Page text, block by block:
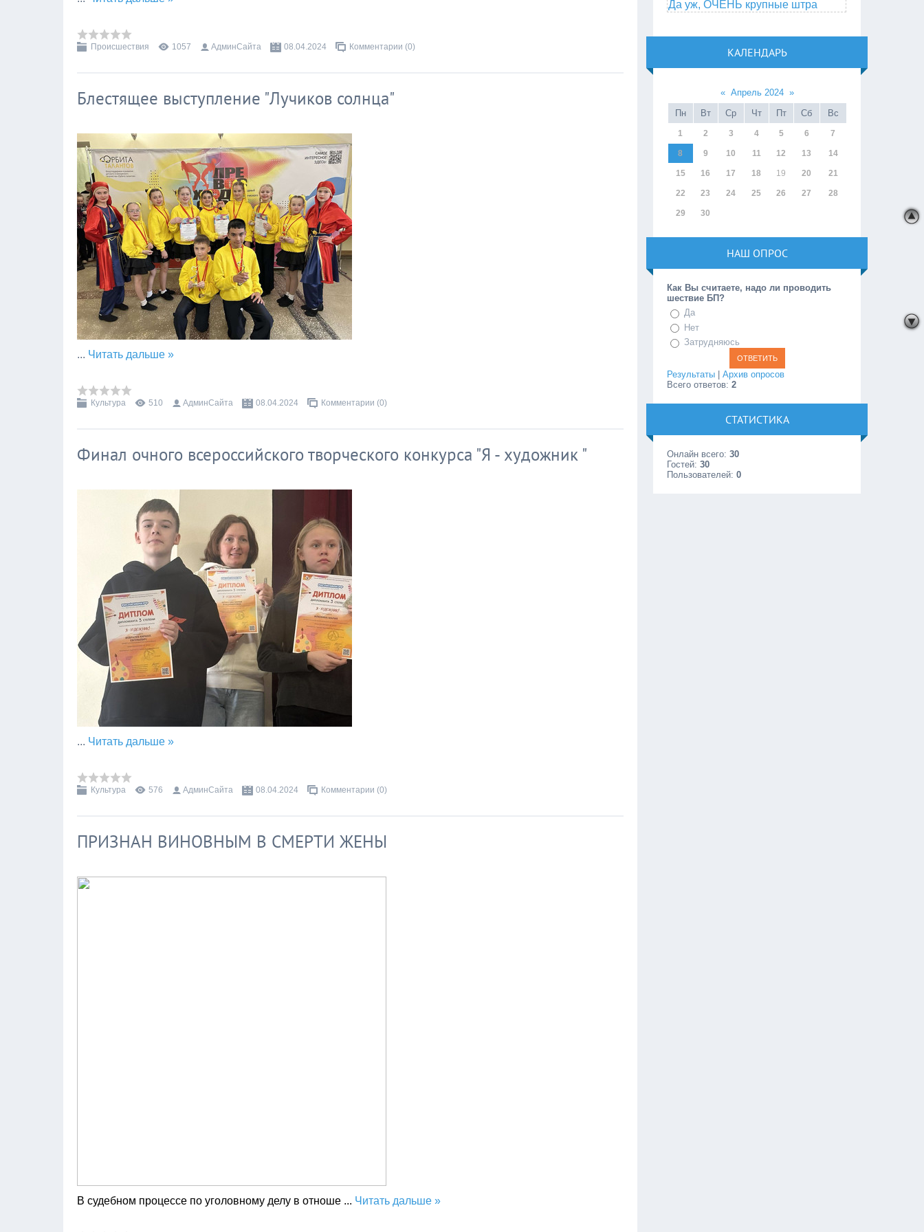
Происшествия 1057 АдминСайта 08.04.2024 Комментарии (0)
Блестящее выступление "Лучиков солнца"
... Читать дальше »
Культура 510 АдминСайта 08.04.2024 Комментарии (0)
Финал очного всероссийского творческого конкурса "Я - художник "
... Читать дальше »
Культура 576 АдминСайта 08.04.2024 Комментарии (0)
ПРИЗНАН ВИНОВНЫМ В СМЕРТИ ЖЕНЫ
В судебном процессе по уголовному делу в отноше ... Читать дальше »
Да уж, ОЧЕНЬ крупные штра
КАЛЕНДАРЬ
« Апрель 2024 »
Пн
Вт Ср Чт Пт Сб Вс
1 2 3 4 5 6 7
8 9 10 11 12 13 14
15 16 17 18 19 20 21
22 23 24 25 26 27 28
29 30
НАШ ОПРОС
Как Вы считаете, надо ли проводить
шествие БП?
Да
Нет
Затрудняюсь
Результаты |Архив опросов
Всего ответов:2
СТАТИСТИКА
Онлайн всего:30
Гостей:30
Пользователей:0